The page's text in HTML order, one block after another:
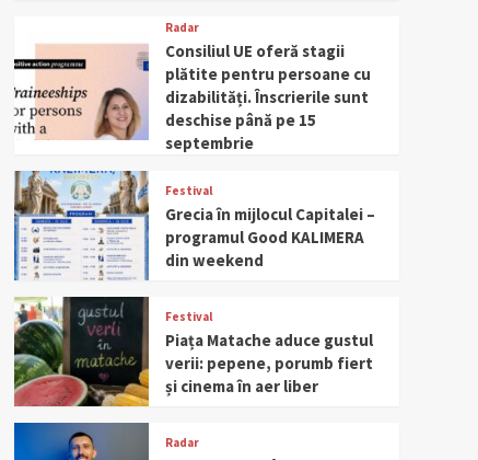
Radar
Consiliul UE oferă stagii
plătite pentru persoane cu
dizabilități. Înscrierile sunt
deschise până pe 15
septembrie
Festival
Grecia în mijlocul Capitalei –
programul Good KALIMERA
din weekend
Festival
Piața Matache aduce gustul
verii: pepene, porumb fiert
și cinema în aer liber
Radar